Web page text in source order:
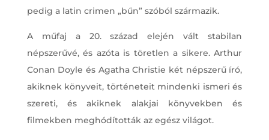
pedig a latin crimen „bűn” szóból származik.
A műfaj a 20. század elején vált stabilan
népszerűvé, és azóta is töretlen a sikere. Arthur
Conan Doyle és Agatha Christie két népszerű író,
akiknek könyveit, történeteit mindenki ismeri és
szereti, és akiknek alakjai könyvekben és
filmekben meghódították az egész világot.